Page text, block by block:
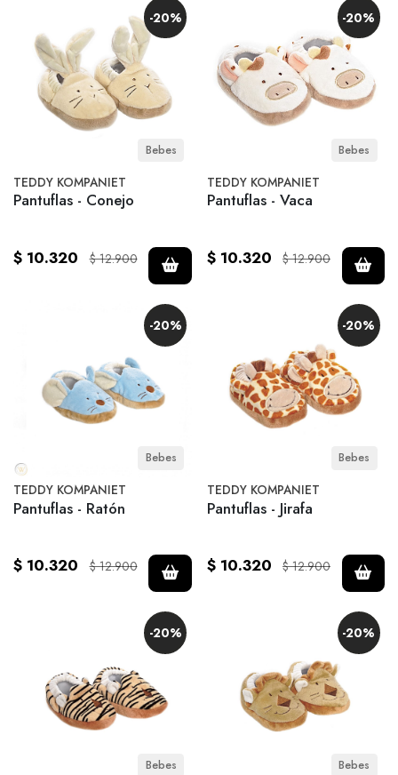
-20%
Bebes
TEDDY KOMPANIET
Pantuflas - Conejo
$ 10.320 $ 12.900
-20%
Bebes
TEDDY KOMPANIET
Pantuflas - Vaca
$ 10.320 $ 12.900
-20%
Bebes
TEDDY KOMPANIET
Pantuflas - Ratón
$ 10.320 $ 12.900
-20%
Bebes
TEDDY KOMPANIET
Pantuflas - Jirafa
$ 10.320 $ 12.900
-20%
Bebes
-20%
Bebes